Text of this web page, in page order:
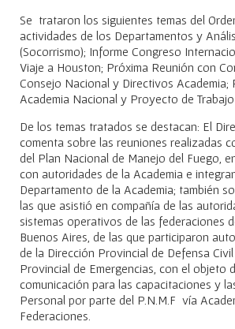
Se trataron los siguientes temas del
actividades de los Departamentos y
(Socorrismo); Informe Congreso
Viaje a Houston; Próxima Reunión con
Consejo Nacional y Directivos Academia;
Academia Nacional y Proyecto de Trabajo
De los temas tratados se destacan: El
comenta sobre las reuniones realizadas
del Plan Nacional de Manejo del Fuego,
con autoridades de la Academia e
Departamento de la Academia; también
las que asistió en compañía de las
sistemas operativos de las federaciones
Buenos Aires, de las que participaron
de la Dirección Provincial de Defensa
Provincial de Emergencias, con el objeto
comunicación para las capacitaciones y
Personal por parte del P.N.M.F vía
Federaciones.